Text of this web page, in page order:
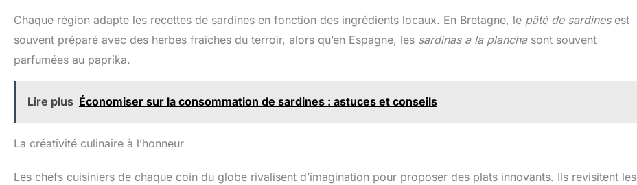
Chaque région adapte les recettes de sardines en fonction des ingrédients locaux. En Bretagne, le pâté de sardinesest
souvent préparé avec des herbes fraîches du terroir, alors qu’en Espagne, les sardinas a la planchasont souvent
parfumées au paprika.
Lire plus Économiser sur la consommation de sardines : astuces et conseils
La créativité culinaire à l’honneur
Les chefs cuisiniers de chaque coin du globe rivalisent d’imagination pour proposer des plats innovants. Ils revisitent les